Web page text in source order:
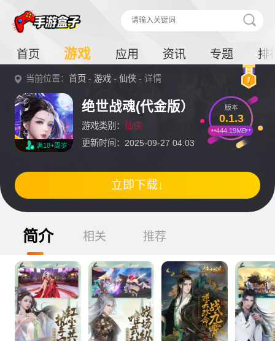
首页 游戏 应用 资讯 专题 排
当前位置：首页 -游戏 -仙侠 - 详情
满18+周岁
绝世战魂(代金版）
游戏类别： 仙侠
更新时间：2025-09-27 04:03
版本
0.1.3
444.19MB
立即下载↓
简介 相关 推荐